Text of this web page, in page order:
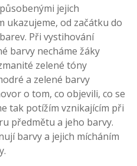
jejich
ukazujeme, od začátku do
Při vystihování
barvy necháme žáky
zelené tóny
a zelené barvy
o tom, co objevili, co se
tak potížím vznikajícím při
předmětu a jeho barvy.
barvy a jejich mícháním